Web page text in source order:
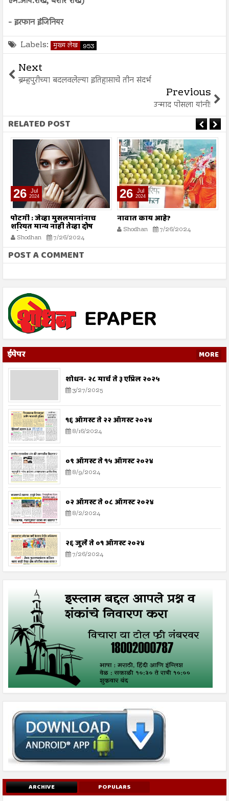
- इरफान इंजिनियर
Labels: मुख्य लेख 953
Next
ब्रम्हपुरीच्या बदलवलेल्या इतिहासाचे तीन संदर्भ
Previous
उन्माद पोसला यांनी!
RELATED POST
26 Jul
2024
पोटगी : जेव्हा मुसलमानांनाच
शरियत मान्य नाही तेव्हा दोष
कोर्टाला कसा द्यावा?
Shodhan 7/26/2024
26 Jul
2024
नावात काय आहे?
Shodhan 7/26/2024
POST A COMMENT
ईपेपर MORE
शोधन- २८ मार्च ते ३ एप्रिल २०२५
3/27/2025
१६ ऑगस्ट ते २२ ऑगस्ट २०२४
8/16/2024
०९ ऑगस्ट ते १५ ऑगस्ट २०२४
8/9/2024
०२ ऑगस्ट ते ०८ ऑगस्ट २०२४
8/2/2024
२६ जुलै ते ०१ ऑगस्ट २०२४
7/26/2024
ARCHIVE POPULARS